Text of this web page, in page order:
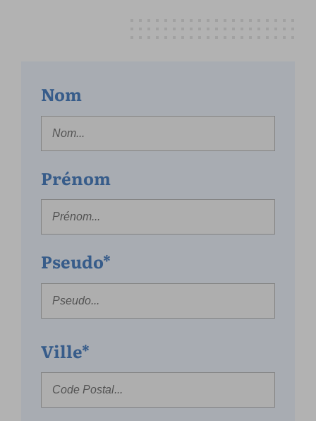
Nom
Prénom
Pseudo*
Ville*